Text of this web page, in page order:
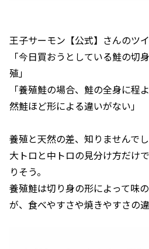
王子サーモン【公式】さんのツ
「今日買おうとしている鮭の切
殖」
「養殖鮭の場合、鮭の全身に程
然鮭ほど形による違いがない」
養殖と天然の差、知りませんで
大トロと中トロの見分け方だけ
りそう。
養殖鮭は切り身の形によって味
が、食べやすさや焼きやすさの